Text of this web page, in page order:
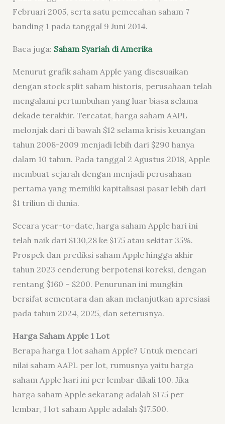
Februari 2005, serta satu pemecahan saham 7
banding 1 pada tanggal 9 Juni 2014.
Baca juga: Saham Syariah di Amerika
Menurut grafik saham Apple yang disesuaikan
dengan stock split saham historis, perusahaan telah
mengalami pertumbuhan yang luar biasa selama
dekade terakhir. Tercatat, harga saham AAPL
melonjak dari di bawah $12 selama krisis keuangan
tahun 2008-2009 menjadi lebih dari $290 hanya
dalam 10 tahun. Pada tanggal 2 Agustus 2018, Apple
membuat sejarah dengan menjadi perusahaan
pertama yang memiliki kapitalisasi pasar lebih dari
$1 triliun di dunia.
Secara year-to-date, harga saham Apple hari ini
telah naik dari $130,28 ke $175 atau sekitar 35%.
Prospek dan prediksi saham Apple hingga akhir
tahun 2023 cenderung berpotensi koreksi, dengan
rentang $160 – $200. Penurunan ini mungkin
bersifat sementara dan akan melanjutkan apresiasi
pada tahun 2024, 2025, dan seterusnya.
Harga Saham Apple 1 Lot
Berapa harga 1 lot saham Apple? Untuk mencari
nilai saham AAPL per lot, rumusnya yaitu harga
saham Apple hari ini per lembar dikali 100. Jika
harga saham Apple sekarang adalah $175 per
lembar, 1 lot saham Apple adalah $17.500.